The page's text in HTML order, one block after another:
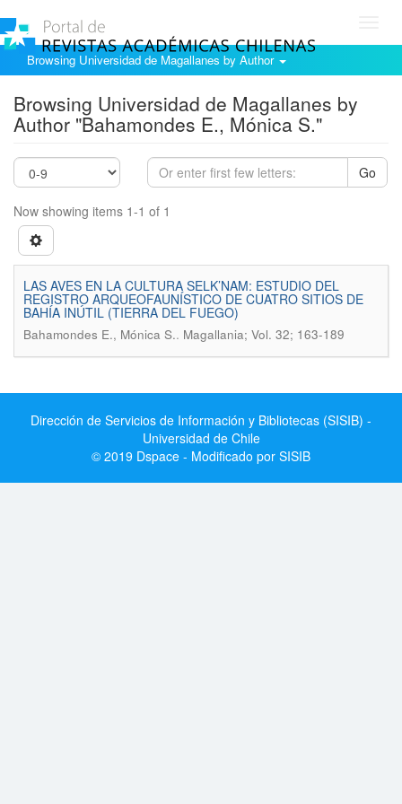
Browsing Universidad de Magallanes by Author
Browsing Universidad de Magallanes by
Author "Bahamondes E., Mónica S."
Go
Now showing items 1-1 of 1
LAS AVES EN LA CULTURA SELK’NAM: ESTUDIO DEL
REGISTRO ARQUEOFAUNÍSTICO DE CUATRO SITIOS DE
BAHÍA INÚTIL (TIERRA DEL FUEGO)
Bahamondes E., Mónica S.. Magallania; Vol. 32; 163-189
Dirección de Servicios de Información y Bibliotecas (SISIB) -
Universidad de Chile
© 2019 Dspace - Modificado por SISIB